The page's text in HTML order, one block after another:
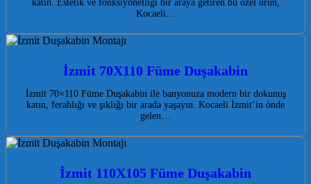
katın. Estetik ve fonksiyonelliği bir araya getiren bu özel ürün,
Kocaeli…
İzmit 70X110 Füme Duşakabin
İzmit 70×110 Füme Duşakabin ile banyonuza modern bir dokunuş
katın, ferahlığı ve şıklığı bir arada yaşayın. Kocaeli İzmit’in önde
gelen…
İzmit 110X105 Füme Duşakabin